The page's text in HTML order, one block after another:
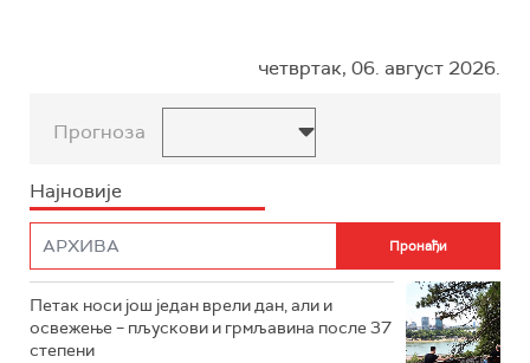
четвртак, 06. август 2026.
Прогноза
Најновије
Петак носи још један врели дан, али и
освежење – пљускови и грмљавина после 37
степени